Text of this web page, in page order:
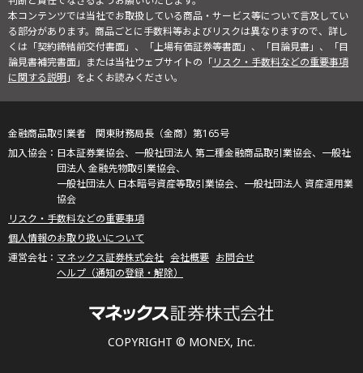
本コンテンツでは当社でお取扱している商品・サービス等について言及してい
る部分があります。商品ごとに手数料等およびリスクは異なりますので、詳し
くは「契約締結前交付書面」、「上場有価証券等書面」、「目論見書」、「目
論見書補完書面」または当社ウェブサイトの「リスク・手数料などの重要事項
に関する説明」をよくお読みください。
COPYRIGHT © MONEX, Inc.
金融商品取引業者 関東財務局長（金商）第165号
日本証券業協会、一般社団法人 第二種金融商品取引業協会、一般社
団法人 金融先物取引業協会、
一般社団法人 日本暗号資産等取引業協会、一般社団法人 資産運用業
協会
リスク・手数料などの重要事項
個人情報のお取り扱いについて
マネックス証券株式会社 会社概要 お問合せ
ヘルプ（通知の登録・解除）